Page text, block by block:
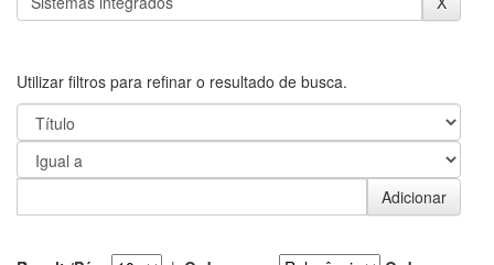
Utilizar filtros para refinar o resultado de busca.